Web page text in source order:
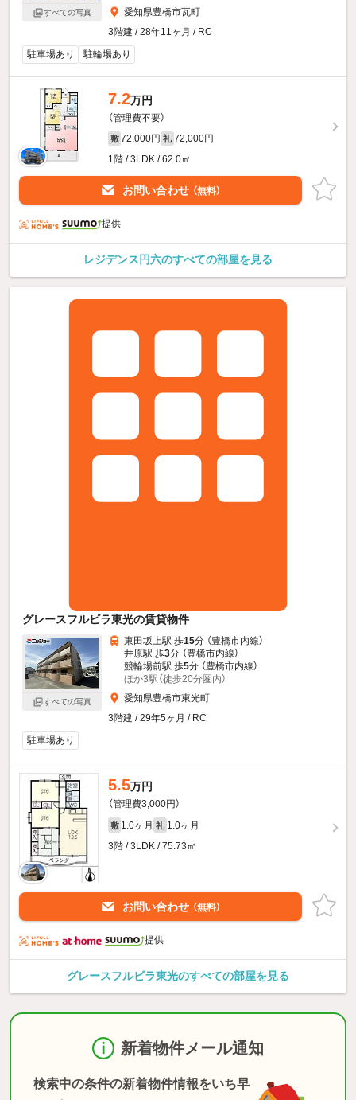
すべての写真
愛知県豊橋市瓦町
3階建 / 28年11ヶ月 / RC
駐車場あり
駐輪場あり
7.2万円
（管理費不要）
敷 72,000円 礼 72,000円
1階 / 3LDK / 62.0㎡
お問い合わせ （無料）
提供
レジデンス円六のすべての部屋を見る
グレースフルビラ東光の賃貸物件
すべての写真
東田坂上駅 歩15分 （豊橋市内線）
井原駅 歩3分 （豊橋市内線）
競輪場前駅 歩5分 （豊橋市内線）
ほか3駅（徒歩20分圏内）
愛知県豊橋市東光町
3階建 / 29年5ヶ月 / RC
駐車場あり
5.5万円
（管理費3,000円）
敷 1.0ヶ月 礼 1.0ヶ月
3階 / 3LDK / 75.73㎡
お問い合わせ （無料）
提供
グレースフルビラ東光のすべての部屋を見る
新着物件メール通知
検索中の条件の新着物件情報をいち早